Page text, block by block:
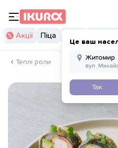
Це ваш
Так
Акції Піца
Теплі роли